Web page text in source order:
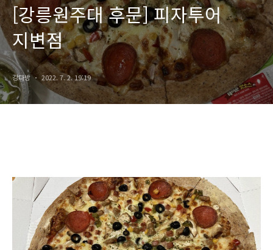
[강릉원주대 후문] 피자투어
지변점
강다방 2022. 7. 2. 19:19